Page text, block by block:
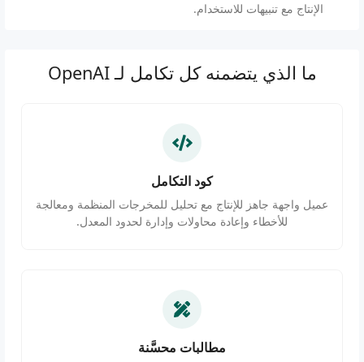
الإنتاج مع تنبيهات للاستخدام.
ما الذي يتضمنه كل تكامل لـ OpenAI
كود التكامل
عميل واجهة جاهز للإنتاج مع تحليل للمخرجات المنظمة ومعالجة
للأخطاء وإعادة محاولات وإدارة لحدود المعدل.
مطالبات محسَّنة